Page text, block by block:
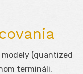
modely (quantized
termináli,